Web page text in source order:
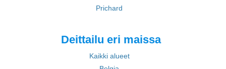
Prichard
Deittailu eri maissa
Kaikki alueet